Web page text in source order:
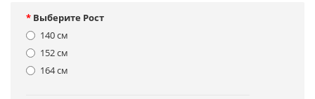
Выберите Рост
140 см
152 см
164 см